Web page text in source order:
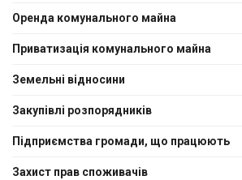
Оренда комунального майна
Приватизація комунального майна
Земельні відносини
Закупівлі розпорядників
Підприємства громади, що працюють
Захист прав споживачів